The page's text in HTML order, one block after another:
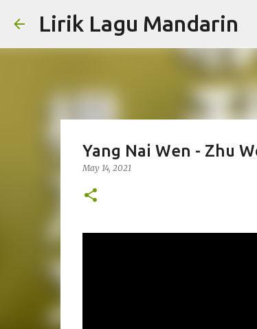
Lirik Lagu Mandarin
Yang Nai Wen - Zhu
May 14, 2021